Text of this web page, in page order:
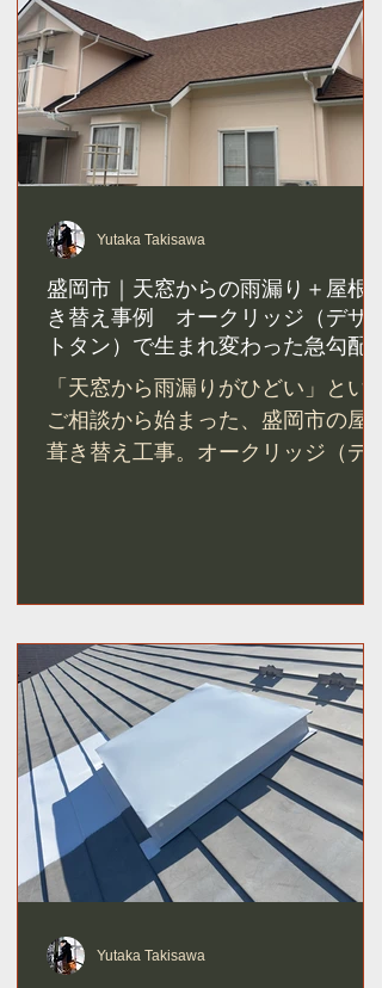
盛岡市｜天窓からの雨漏り＋屋根葺
き替え事例 オークリッジ（デザー
トタン）で生まれ変わった急勾配屋
根
「天窓から雨漏りがひどい」という
ご相談から始まった、盛岡市の屋根
葺き替え工事。オークリッジ（デザ
Yutaka Takisawa
Yutaka Takisawa